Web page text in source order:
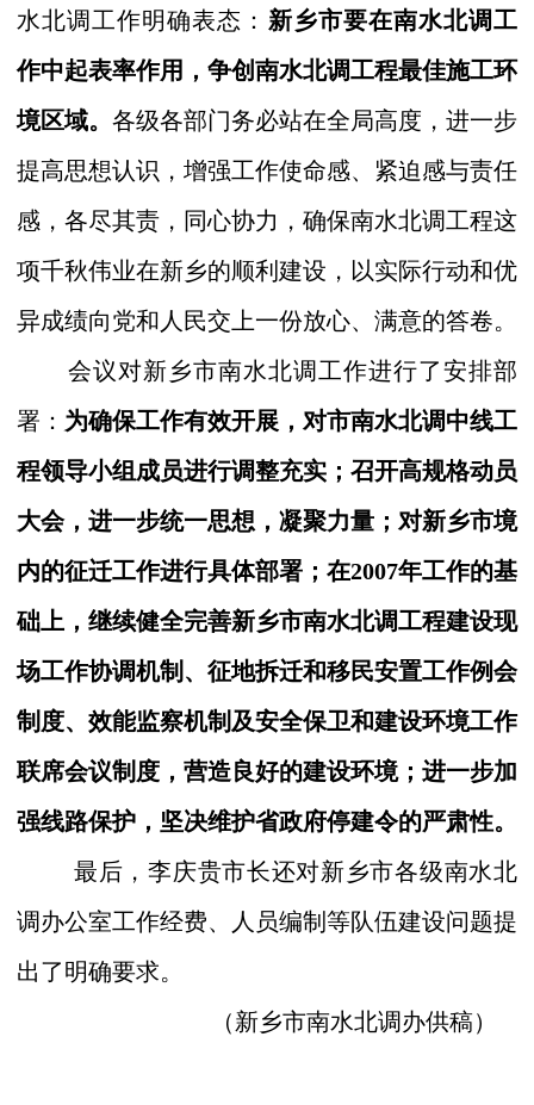
水北调工作明确表态 ： 新乡市要在南水北调工
作中起表率作用，争创南水北调工程最佳施工环
境区域。 各级各部门务必站在全局高度，进一步
提高思想认识，增强工作使命感、紧迫感与责任
感，各尽其责，同心协力，确保南水北调工程这
项千秋伟业在新乡的顺利建设，以实际行动和优
异成绩向党和人民交上一份放心、满意的答卷。
会议对新乡市南水北调工作进行了安排部
署： 为确保工作有效开展，对市南水北调中线工
程领导小组成员进行调整充实； 召开高规格动员
大会， 进一步统一思想，凝聚力量；对新乡市境
内的征迁工作进行具体部署；在2007年工作的基
础上，继续健全完善新乡市南水北调工程建设现
场工作协调机制、征地拆迁和移民安置工作例会
制度、效能监察机制及安全保卫和建设环境工作
联席会议制度，营造良好的建设环境；进一步加
强线路保护，坚决维护省政府停建令的严肃性。
最后，李庆贵市长还对新乡市各级南水北
调办公室工作经费、人员编制等队伍建设问题提
出了明确要求。
（新乡市南水北调办供稿）